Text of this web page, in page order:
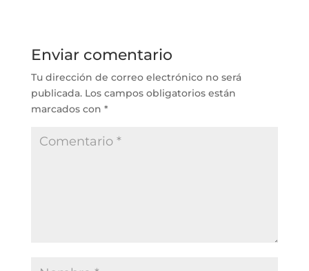
Enviar comentario
Tu dirección de correo electrónico no será
publicada. Los campos obligatorios están
marcados con *